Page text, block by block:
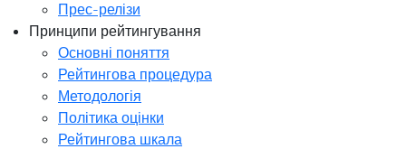
Прес-релізи
Принципи рейтингування
Основні поняття
Рейтингова процедура
Методологія
Політика оцінки
Рейтингова шкала